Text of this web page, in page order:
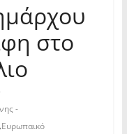
στο
-
Ευρωπαικό